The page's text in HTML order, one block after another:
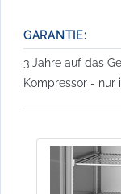
GARANTIE:
3 Jahre auf das
Kompressor - nur